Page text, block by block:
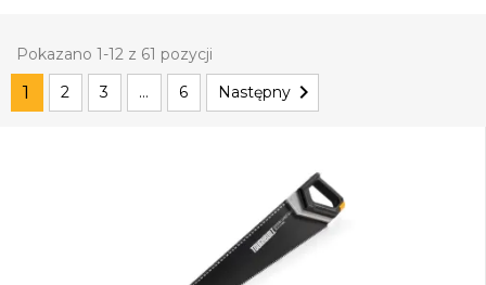
Pokazano 1-12 z 61 pozycji
1 2 3 … 6 Następny 